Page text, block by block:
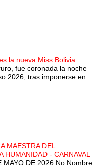
la nueva Miss Bolivia
fue coronada la noche
2026, tras imponerse en
MAESTRA DEL
HUMANIDAD - CARNAVAL
MAYO DE 2026 No Nombre